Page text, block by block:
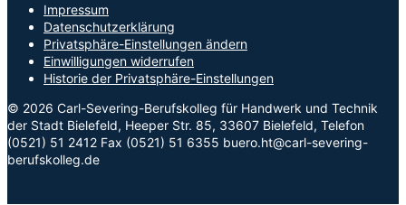
Impressum
Datenschutzerklärung
Privatsphäre-Einstellungen ändern
Einwilligungen widerrufen
Historie der Privatsphäre-Einstellungen
© 2026 Carl-Severing-Berufskolleg für Handwerk und Technik
der Stadt Bielefeld, Heeper Str. 85, 33607 Bielefeld, Telefon
(0521) 51 2412 Fax (0521) 51 6355 buero.ht@carl-severing-
berufskolleg.de